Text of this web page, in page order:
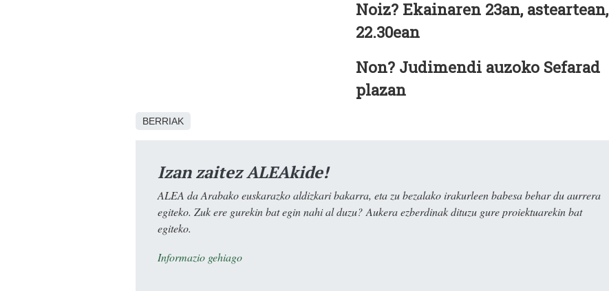
Noiz? Ekainaren 23an, asteartean,
22.30ean
Non? Judimendi auzoko Sefarad
plazan
BERRIAK
Izan zaitez ALEAkide!
ALEA da Arabako euskarazko aldizkari bakarra, eta zu bezalako irakurleen babesa behar du aurrera
egiteko. Zuk ere gurekin bat egin nahi al duzu? Aukera ezberdinak dituzu gure proiektuarekin bat
egiteko.
Informazio gehiago